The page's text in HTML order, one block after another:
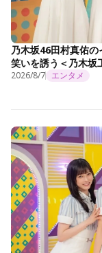
乃木坂46田村真佑
笑いを誘う＜乃木坂
2026/8/7 エンタメ